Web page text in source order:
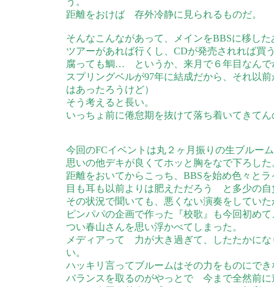
距離をおけば 存外冷静に見られるものだ。
そんなこんながあって、メインをBBSに移した
ツアーがあれば行くし、CDが発売されれば買
腐っても鯛… というか、来月で６年目なんで
スプリングベルが97年に結成だから、それ以
はあったろうけど）
そう考えると長い。
いっちょ前に倦怠期を抜けて落ち着いてきて
今回のFCイベントは丸２ヶ月振りの生ブルー
思いの他デキが良くてホッと胸をなで下ろした
距離をおいてからこっち、BBSを始め色々と
目も耳も以前よりは肥えただろう と多少の自
その状況で聞いても、悪くない演奏をしてい
ピンパパの企画で作った『校歌』も今回初め
つい春山さんを思い浮かべてしまった。
メディアって 力が大き過ぎて、したたかに
い。
ハッキリ言ってブルームはその力をものにで
バランスを取るのがやっとで 今まで全然前に